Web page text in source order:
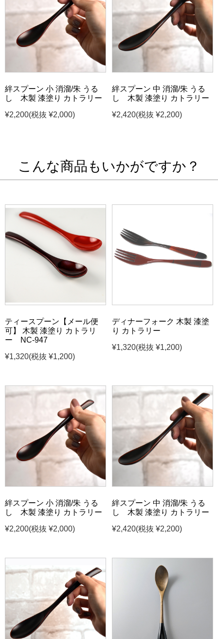
絆スプーン 小 消溜/朱 うる
し 木製 漆塗り カトラリー
¥2,200(税抜 ¥2,000)
絆スプーン 中 消溜/朱 うる
し 木製 漆塗り カトラリー
¥2,420(税抜 ¥2,200)
こんな商品もいかがですか？
ティースプーン【メール便
可】 木製 漆塗り カトラリ
ー NC-947
¥1,320(税抜 ¥1,200)
ディナーフォーク 木製 漆塗
り カトラリー
¥1,320(税抜 ¥1,200)
絆スプーン 小 消溜/朱 うる
し 木製 漆塗り カトラリー
¥2,200(税抜 ¥2,000)
絆スプーン 中 消溜/朱 うる
し 木製 漆塗り カトラリー
¥2,420(税抜 ¥2,200)